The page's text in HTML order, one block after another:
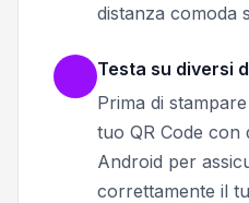
distanza comoda
Testa su diversi
Prima di
tuo QR Code con
Android per
correttamente il